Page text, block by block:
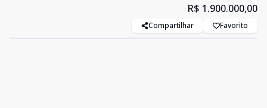
R$ 1.900.000,00
Compartilhar Favorito